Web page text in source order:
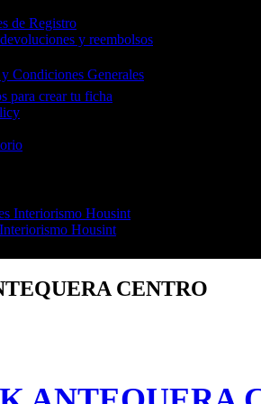
de Registro
y reembolsos
Condiciones Generales
para crear tu ficha
Housint
CENTRO